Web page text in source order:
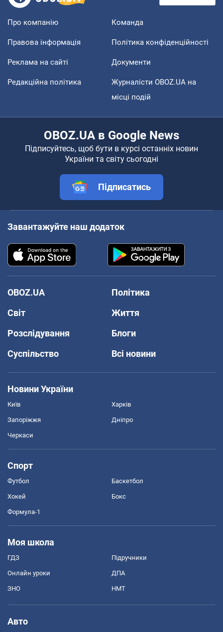
Про компанію Команда
Правова інформація Політика конфіденційності
Реклама на сайті Документи
Редакційна політика
Журналісти OBOZ.UA на
місці подій
OBOZ.UA в Google News
Підписуйтесь, щоб бути в курсі останніх новин
України та світу сьогодні
Підписатись
Завантажуйте наш додаток
OBOZ.UA
Політика
Світ
Життя
Розслідування
Блоги
Суспільство
Всі новини
Новини України
Київ Харків
Запоріжжя Дніпро
Черкаси
Спорт
Футбол Баскетбол
Хокей Бокс
Формула-1
Моя школа
ГДЗ Підручники
Онлайн уроки ДПА
ЗНО НМТ
Авто